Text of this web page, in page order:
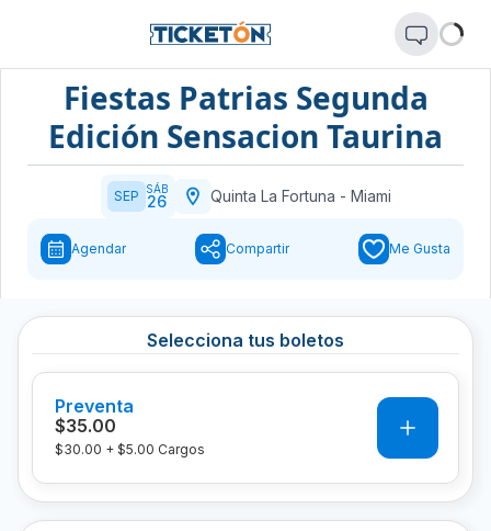
Fiestas Patrias Segunda
Edición Sensacion Taurina
SEP SÁB
26 Quinta La Fortuna - Miami
Agendar Compartir Me Gusta
Selecciona tus boletos
Preventa
$35.00
$30.00 + $5.00 Cargos